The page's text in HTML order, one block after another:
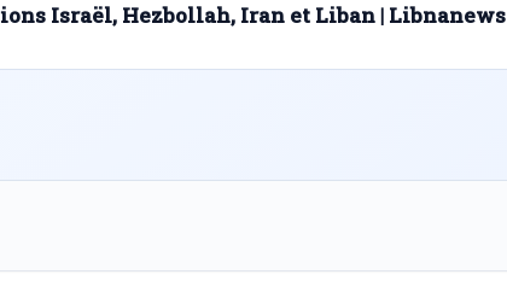
Israël, Hezbollah, Iran et Liban | Libnanews